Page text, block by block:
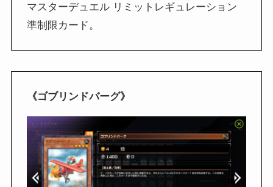
マスターデュエル リミットレギュレーション
準制限カード。
《ゴブリンドバーグ》